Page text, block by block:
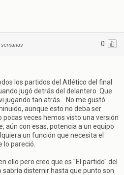
0
los partidos del Atlético del final
jugó detrás del delantero. Que
jugando tan atrás... No me gustó.
aunque esto no deba ser
veces hemos visto una versión
aún con esas, potencia a un equipo
un función que necesita el
lo pareció.
ello pero creo que es "El partido" del
disternir hasta que punto son